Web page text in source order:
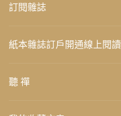
訂閱雜誌
紙本雜誌訂戶開通線上閱讀
聽 禪